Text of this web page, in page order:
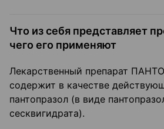
Что из себя представляет
чего его применяют
Лекарственный препарат
содержит в качестве
пантопразол (в виде
сесквигидрата).